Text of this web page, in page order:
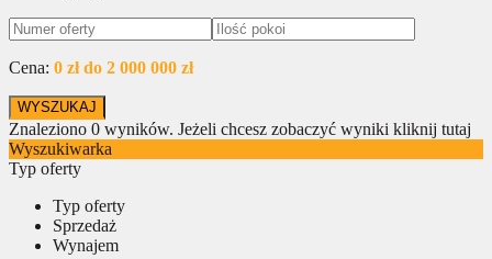
Cena: 0 zł do 2 000 000 zł
Znaleziono 0 wyników. Jeżeli chcesz zobaczyć wyniki kliknij tutaj
Wyszukiwarka
Typ oferty
Typ oferty
Sprzedaż
Wynajem